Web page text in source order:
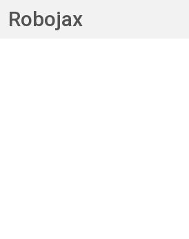
Robojax